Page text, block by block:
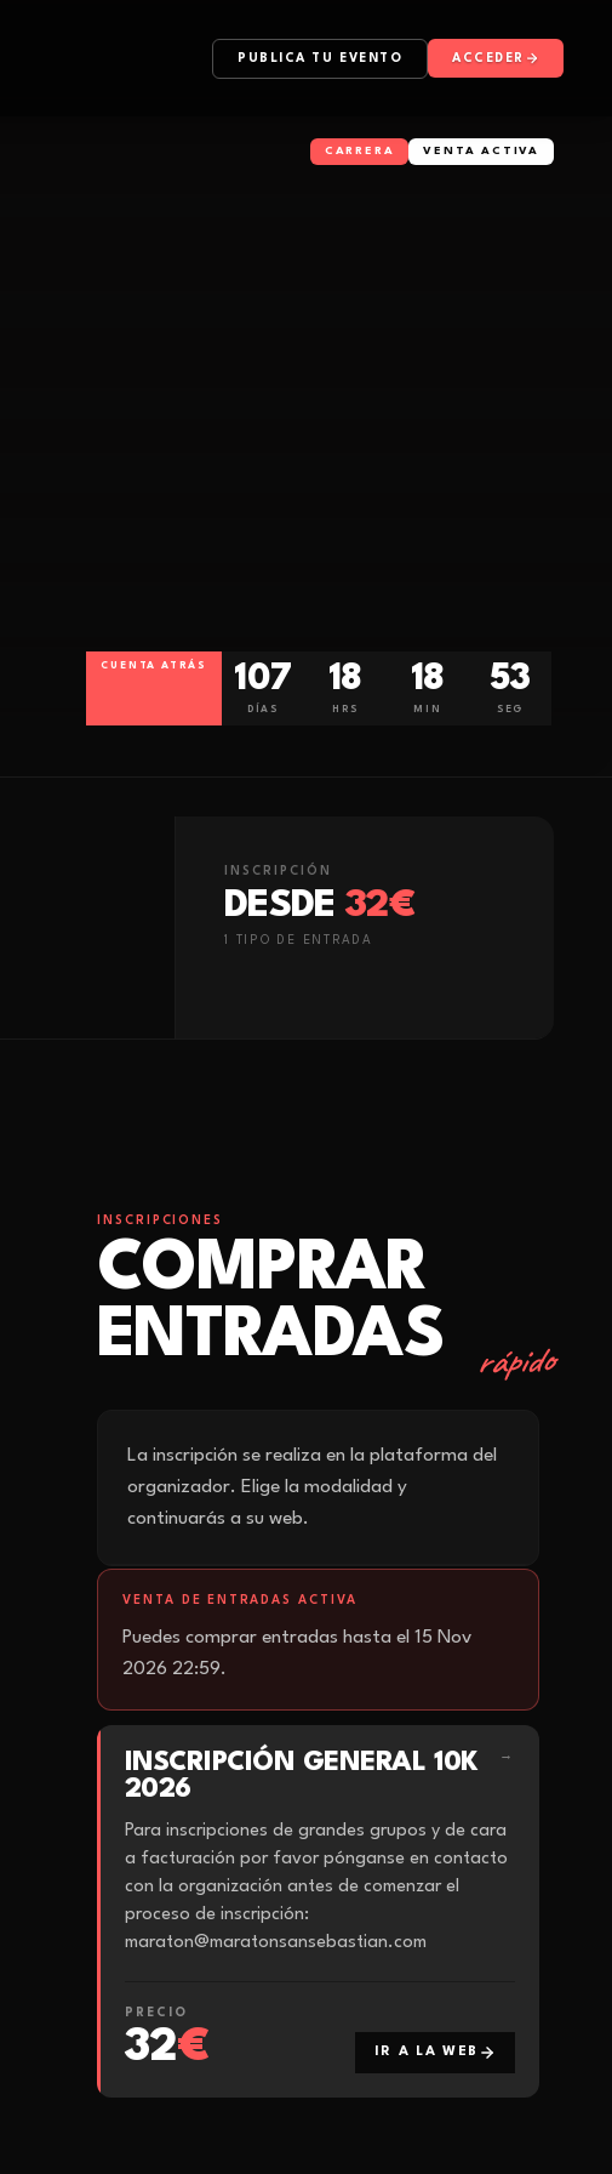
PUBLICA TU EVENTO ACCEDER
CARRERA VENTA ACTIVA
CUENTA ATRÁS 107
DÍAS
18
HRS
18
MIN
52
SEG
INSCRIPCIÓN
DESDE 32€
1 TIPO DE ENTRADA
INSCRIPCIONES
COMPRAR
ENTRADAS
rápido
La inscripción se realiza en la plataforma del
organizador. Elige la modalidad y
continuarás a su web.
VENTA DE ENTRADAS ACTIVA
Puedes comprar entradas hasta el 15 Nov
2026 22:59.
INSCRIPCIÓN GENERAL 10K
2026
→
Para inscripciones de grandes grupos y de cara
a facturación por favor pónganse en contacto
con la organización antes de comenzar el
proceso de inscripción:
maraton@maratonsansebastian.com
PRECIO
32€ IR A LA WEB